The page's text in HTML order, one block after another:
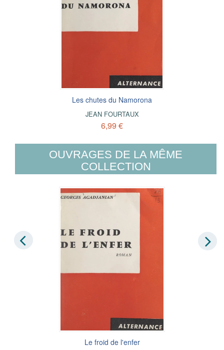
Les chutes du Namorona
JEAN FOURTAUX
6,99 €
OUVRAGES DE LA MÊME
COLLECTION
Le froid de l'enfer